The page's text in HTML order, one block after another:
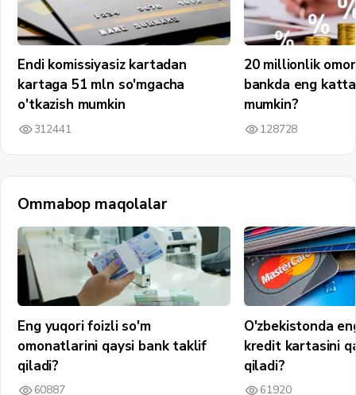
Endi komissiyasiz kartadan
kartaga 51 mln so'mgacha
o'tkazish mumkin
312441
20 millionlik
bankda eng
mumkin?
128728
Ommabop maqolalar
Eng yuqori foizli so'm
omonatlarini qaysi bank taklif
qiladi?
60887
O'zbekistonda
kredit kartasini
qiladi?
61920